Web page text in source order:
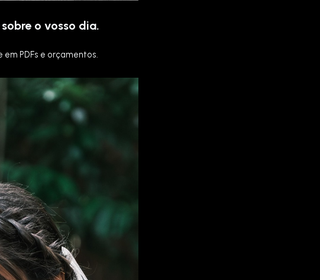
o vosso dia.
PDFs e orçamentos.